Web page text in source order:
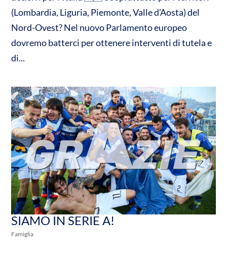
(Lombardia, Liguria, Piemonte, Valle d’Aosta) del
Nord-Ovest? Nel nuovo Parlamento europeo
dovremo batterci per ottenere interventi di tutela e
di...
SIAMO IN SERIE A!
Famiglia